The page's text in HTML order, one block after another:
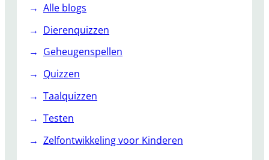
Alle blogs
Dierenquizzen
Geheugenspellen
Quizzen
Taalquizzen
Testen
Zelfontwikkeling voor Kinderen